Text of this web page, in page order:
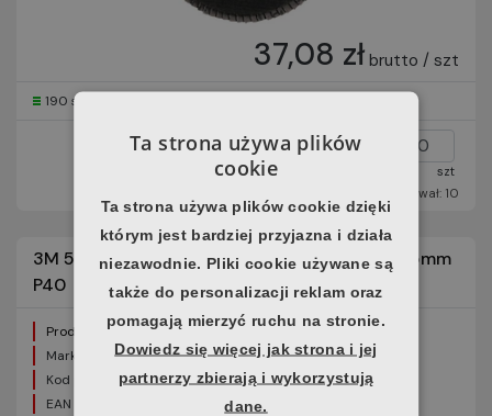
37,08 zł brutto / szt
190 szt
szt
Interwał: 10
3M 577F (64853) Dysk lamelkowy uchylny 125mm
P40
Producent: 3M
Marka:
3M™
Kod produktu:7000038224
EAN produktu:
05903292527130
Ta strona używa plików
cookie
Ta strona używa plików cookie dzięki
którym jest bardziej przyjazna i działa
niezawodnie. Pliki cookie używane są
także do personalizacji reklam oraz
pomagają mierzyć ruchu na stronie.
Dowiedz się więcej jak strona i jej
partnerzy zbierają i wykorzystują
dane.